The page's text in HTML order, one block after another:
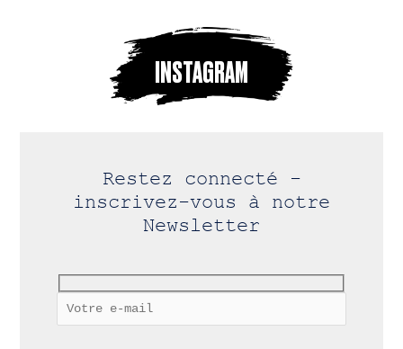
INSTAGRAM
Restez connecté -
inscrivez-vous à notre
Newsletter